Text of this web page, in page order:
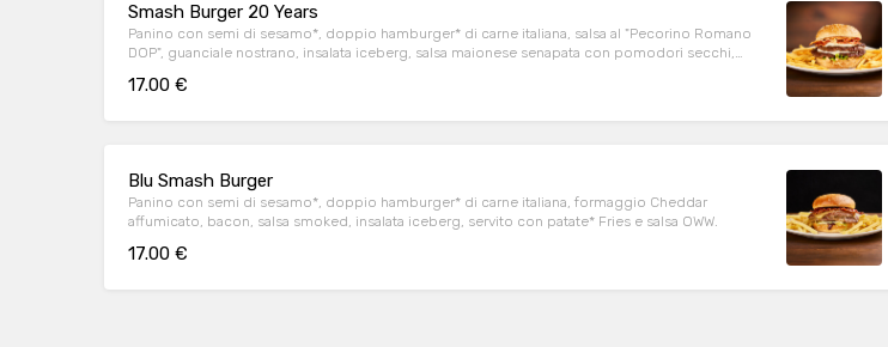
Smash Burger 20 Years
Panino con semi di sesamo*, doppio hamburger* di carne italiana, salsa al "Pecorino Romano
DOP", guanciale nostrano, insalata iceberg, salsa maionese senapata con pomodori secchi,
17.00 €
Blu Smash Burger
Panino con semi di sesamo*, doppio hamburger* di carne italiana, formaggio Cheddar
affumicato, bacon, salsa smoked, insalata iceberg, servito con patate* Fries e salsa OWW.
17.00 €